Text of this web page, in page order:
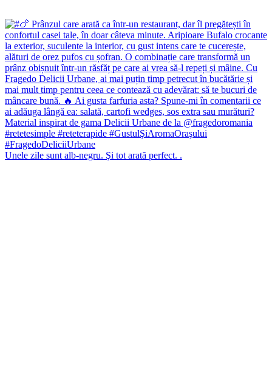
Unele zile sunt alb-negru. Şi tot arată perfect. .